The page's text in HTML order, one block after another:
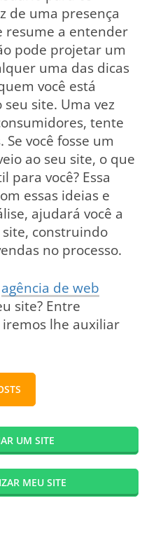
de uma presença
resume a entender
pode projetar um
uma das dicas
você está
site. Uma vez
tente
você fosse um
ao seu site, o que
você? Essa
essas ideias e
ajudará você a
construindo
no processo.
agência de web
site? Entre
iremos lhe auxiliar
UM SITE
MEU SITE